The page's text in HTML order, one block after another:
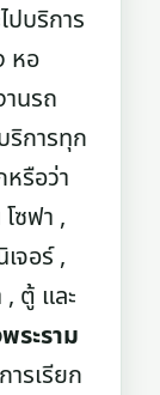
ปบริการ
หอ
นรถ
ริการทุก
รือว่า
ซฟา ,
จอร์ ,
, ตู้ และ
ระราม
รเรียก